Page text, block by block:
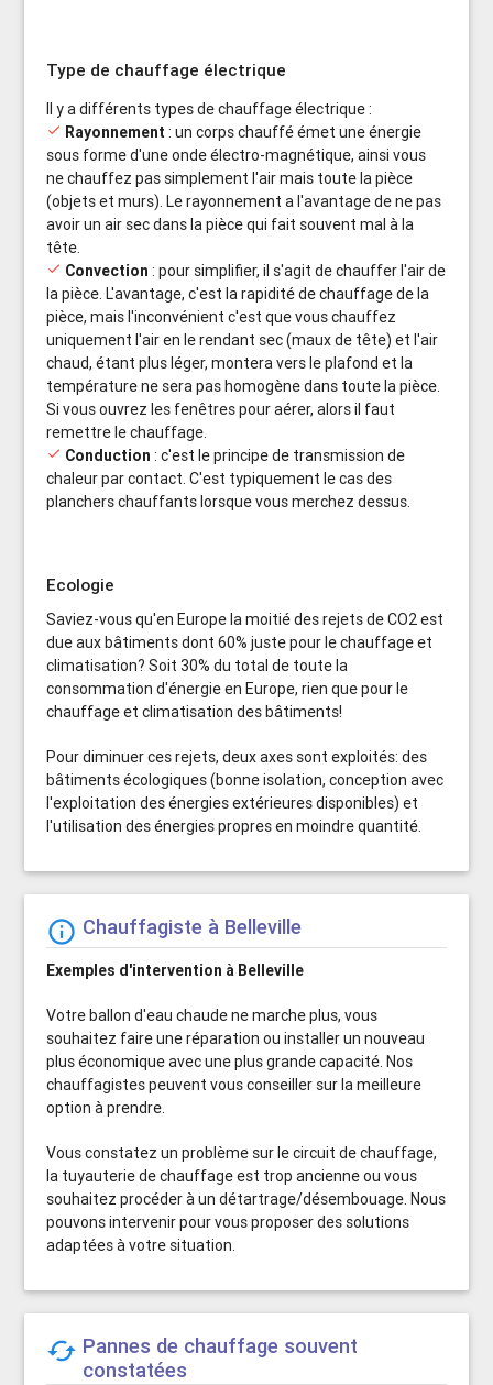
Type de chauffage électrique
Il y a différents types de chauffage électrique :
done Rayonnement : un corps chauffé émet une énergie
sous forme d'une onde électro-magnétique, ainsi vous
ne chauffez pas simplement l'air mais toute la pièce
(objets et murs). Le rayonnement a l'avantage de ne pas
avoir un air sec dans la pièce qui fait souvent mal à la
tête.
done Convection : pour simplifier, il s'agit de chauffer l'air de
la pièce. L'avantage, c'est la rapidité de chauffage de la
pièce, mais l'inconvénient c'est que vous chauffez
uniquement l'air en le rendant sec (maux de tête) et l'air
chaud, étant plus léger, montera vers le plafond et la
température ne sera pas homogène dans toute la pièce.
Si vous ouvrez les fenêtres pour aérer, alors il faut
remettre le chauffage.
done Conduction : c'est le principe de transmission de
chaleur par contact. C'est typiquement le cas des
planchers chauffants lorsque vous merchez dessus.
Ecologie
Saviez-vous qu'en Europe la moitié des rejets de CO2 est
due aux bâtiments dont 60% juste pour le chauffage et
climatisation? Soit 30% du total de toute la
consommation d'énergie en Europe, rien que pour le
chauffage et climatisation des bâtiments!
Pour diminuer ces rejets, deux axes sont exploités: des
bâtiments écologiques (bonne isolation, conception avec
l'exploitation des énergies extérieures disponibles) et
l'utilisation des énergies propres en moindre quantité.
info_outline Chauffagiste à Belleville
Exemples d'intervention à Belleville
Votre ballon d'eau chaude ne marche plus, vous
souhaitez faire une réparation ou installer un nouveau
plus économique avec une plus grande capacité. Nos
chauffagistes peuvent vous conseiller sur la meilleure
option à prendre.
Vous constatez un problème sur le circuit de chauffage,
la tuyauterie de chauffage est trop ancienne ou vous
souhaitez procéder à un détartrage/désembouage. Nous
pouvons intervenir pour vous proposer des solutions
adaptées à votre situation.
 Pannes de chauffage souvent
constatées